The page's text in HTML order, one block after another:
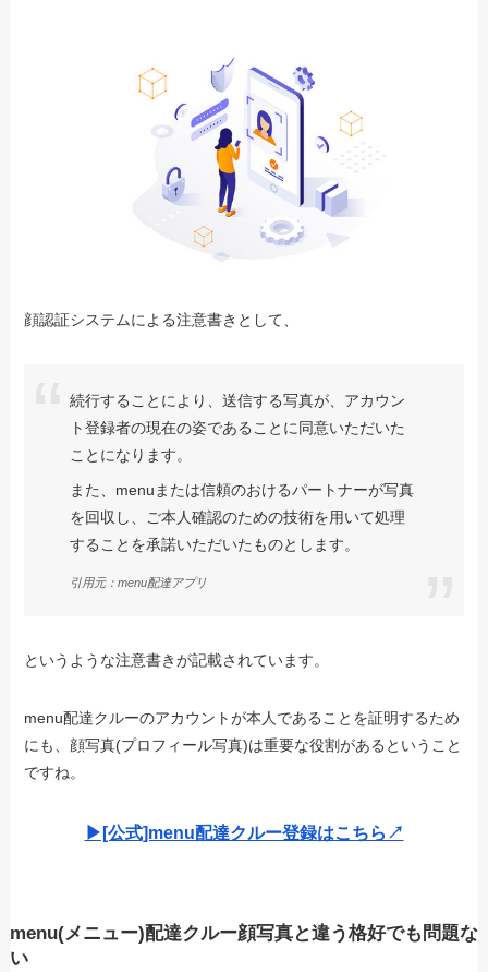
顔認証システムによる注意書きとして、
続行することにより、送信する写真が、アカウン
ト登録者の現在の姿であることに同意いただいた
ことになります。
また、menuまたは信頼のおけるパートナーが写真
を回収し、ご本人確認のための技術を用いて処理
することを承諾いただいたものとします。
引用元：menu配達アプリ
というような注意書きが記載されています。
menu配達クルーのアカウントが本人であることを証明するため
にも、顔写真(プロフィール写真)は重要な役割があるということ
ですね。
▶︎[公式]menu配達クルー登録はこちら↗︎
menu(メニュー)配達クルー顔写真と違う格好でも問題な
い